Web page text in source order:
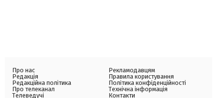
Про нас
Редакція
Редакційна політика
Про телеканал
Телеведучі
Рекламодавцям
Правила користування
Політика конфіденційності
Технічна інформація
Контакти